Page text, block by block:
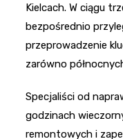
Kielcach. W ciągu
bezpośrednio
przeprowadzenie
zarówno
Specjaliści od
godzinach
remontowych i